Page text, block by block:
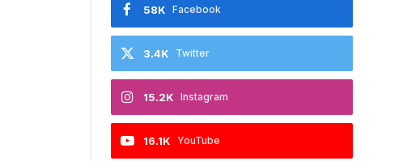
Facebook
58K
Twitter
3.4K
Instagram
15.2K
YouTube
16.1K